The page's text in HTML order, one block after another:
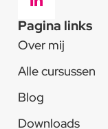
Pagina links
Over mij
Alle cursussen
Blog
Downloads